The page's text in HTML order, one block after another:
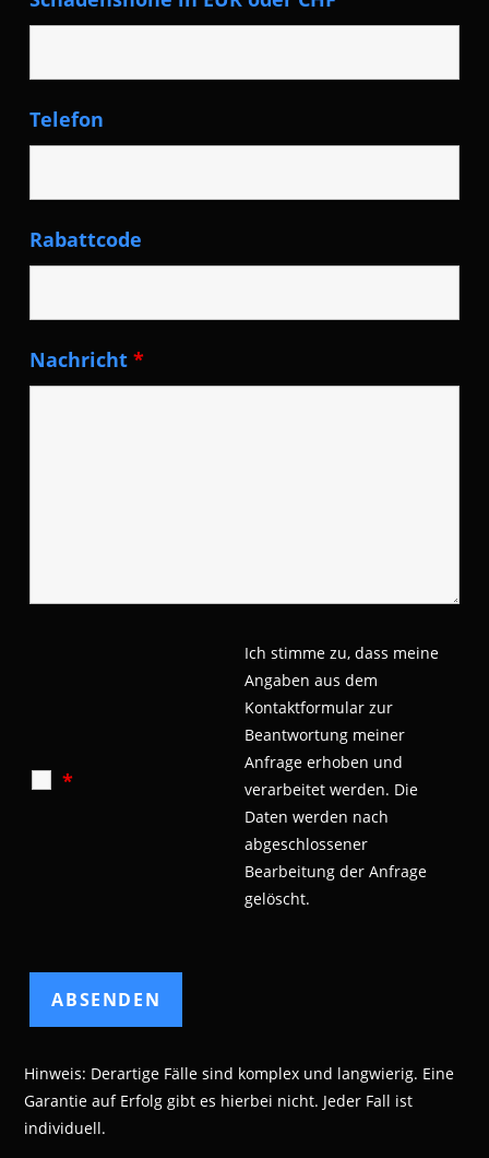
Telefon
Rabattcode
Nachricht*
*
Ich stimme zu, dass meine
Angaben aus dem
Kontaktformular zur
Beantwortung meiner
Anfrage erhoben und
verarbeitet werden. Die
Daten werden nach
abgeschlossener
Bearbeitung der Anfrage
gelöscht.
Hinweis: Derartige Fälle sind komplex und langwierig. Eine
Garantie auf Erfolg gibt es hierbei nicht. Jeder Fall ist
individuell.